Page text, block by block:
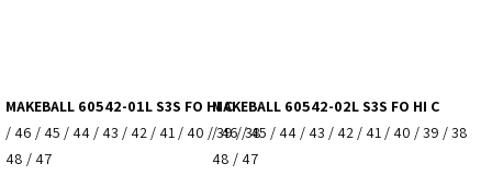
MAKEBALL 60542-02L S3S FO HI C
38 / 39 / 40 / 41 / 42 / 43 / 44 / 45 / 46 /
47 / 48
MAKEBALL 60542-01L S3S FO HI C
38 / 39 / 40 / 41 / 42 / 43 / 44 / 45 / 46 /
47 / 48